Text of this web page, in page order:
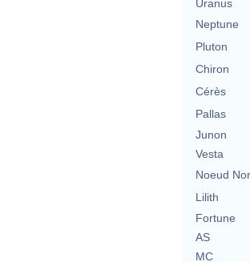
Uranus
Neptune
Pluton
Chiron
Cérès
Pallas
Junon
Vesta
Noeud
Lilith
Fortune
AS
MC